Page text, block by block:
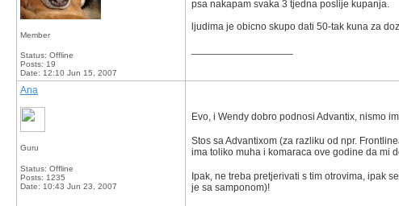
Member
Status: Offline
Posts: 19
Date: 12:10 Jun 15, 2007
psa nakapam svaka 3 tjedna poslije kupanja.
ljudima je obicno skupo dati 50-tak kuna za
Ana
Guru
Status: Offline
Posts: 1235
Date: 10:43 Jun 23, 2007
Evo, i Wendy dobro podnosi Advantix, nismo
Stos sa Advantixom (za razliku od npr.
ima toliko muha i komaraca ove godine da mi
Ipak, ne treba pretjerivati s tim otrovima, ipak
je sa samponom)!